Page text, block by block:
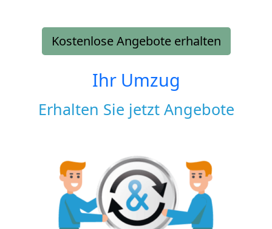
Kostenlose Angebote erhalten
Ihr Umzug
Erhalten Sie jetzt Angebote